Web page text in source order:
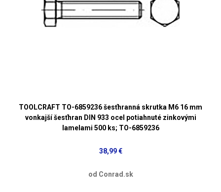
TOOLCRAFT TO-6859236 šesťhranná skrutka M6 16 mm
vonkajší šesťhran DIN 933 ocel potiahnuté zinkovými
lamelami 500 ks; TO-6859236
38,99 €
od Conrad.sk